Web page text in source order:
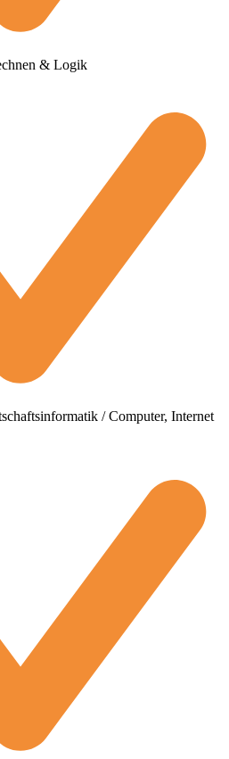
& Logik
/ Computer, Internet